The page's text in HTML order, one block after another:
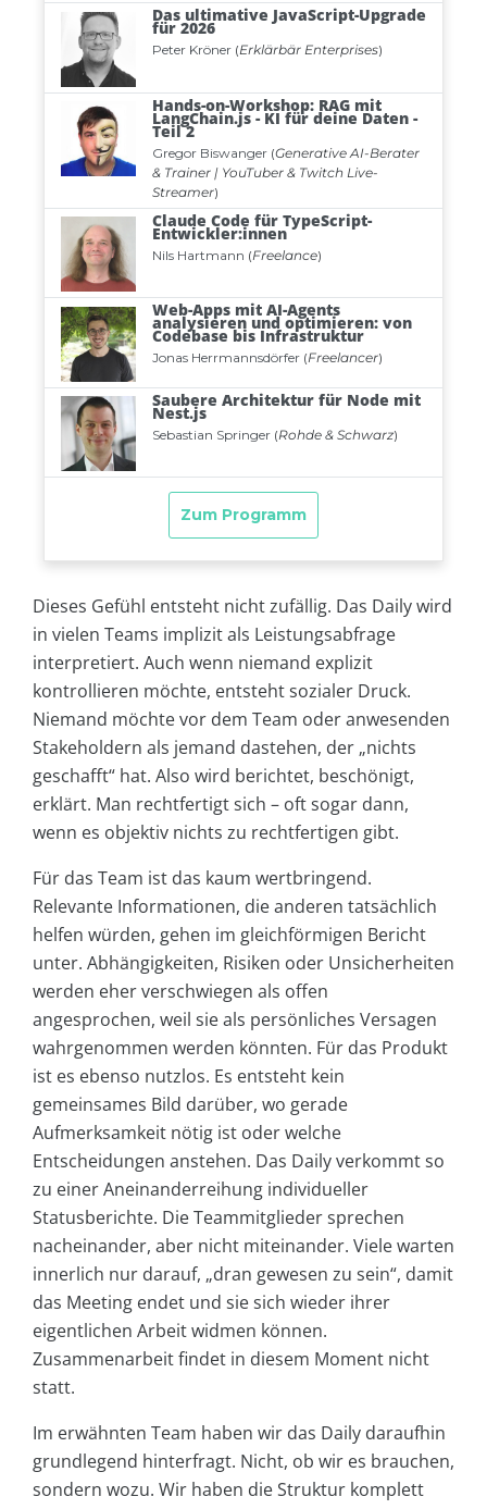
Dieses Gefühl entsteht nicht zufällig. Das Daily wird
in vielen Teams implizit als Leistungsabfrage
interpretiert. Auch wenn niemand explizit
kontrollieren möchte, entsteht sozialer Druck.
Niemand möchte vor dem Team oder anwesenden
Stakeholdern als jemand dastehen, der „nichts
geschafft“ hat. Also wird berichtet, beschönigt,
erklärt. Man rechtfertigt sich – oft sogar dann,
wenn es objektiv nichts zu rechtfertigen gibt.
Für das Team ist das kaum wertbringend.
Relevante Informationen, die anderen tatsächlich
helfen würden, gehen im gleichförmigen Bericht
unter. Abhängigkeiten, Risiken oder Unsicherheiten
werden eher verschwiegen als offen
angesprochen, weil sie als persönliches Versagen
wahrgenommen werden könnten. Für das Produkt
ist es ebenso nutzlos. Es entsteht kein
gemeinsames Bild darüber, wo gerade
Aufmerksamkeit nötig ist oder welche
Entscheidungen anstehen. Das Daily verkommt so
zu einer Aneinanderreihung individueller
Statusberichte. Die Teammitglieder sprechen
nacheinander, aber nicht miteinander. Viele warten
innerlich nur darauf, „dran gewesen zu sein“, damit
das Meeting endet und sie sich wieder ihrer
eigentlichen Arbeit widmen können.
Zusammenarbeit findet in diesem Moment nicht
statt.
Im erwähnten Team haben wir das Daily daraufhin
grundlegend hinterfragt. Nicht, ob wir es brauchen,
sondern wozu. Wir haben die Struktur komplett